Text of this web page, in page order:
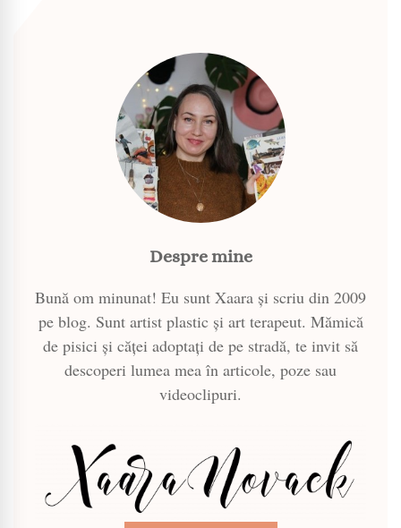
Despre mine
Bună om minunat! Eu sunt Xaara și scriu din 2009
pe blog. Sunt artist plastic și art terapeut. Mămică
de pisici și căței adoptați de pe stradă, te invit să
descoperi lumea mea în articole, poze sau
videoclipuri.